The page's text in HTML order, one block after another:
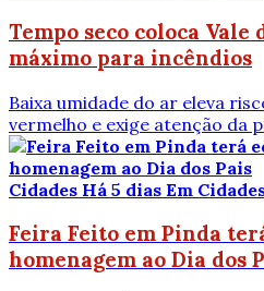
Tempo seco coloca
máximo para incêndios
Baixa umidade do ar eleva
vermelho e exige atenção da
Cidades Há 5 dias Em
Feira Feito em Pinda
homenagem ao Dia dos